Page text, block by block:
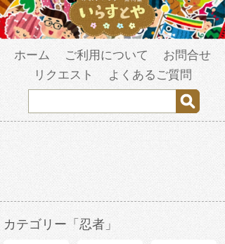
ホーム ご利用について
お問合せ
リクエスト
よくあるご質問
カテゴリー「忍者」